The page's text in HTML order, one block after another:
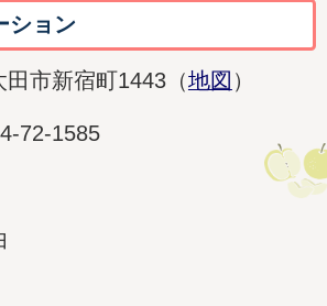
ション
市新宿町1443（地図 ）
72-1585